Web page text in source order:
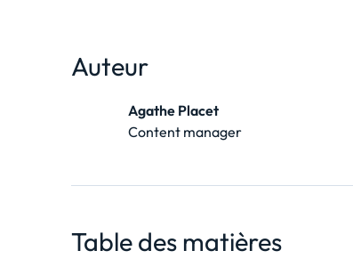
Auteur
Agathe Placet
Content manager
Table des matières